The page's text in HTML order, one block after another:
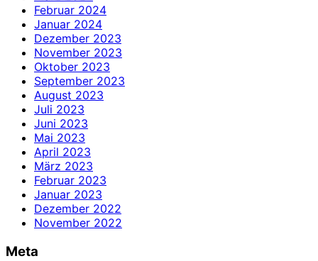
Februar 2024
Januar 2024
Dezember 2023
November 2023
Oktober 2023
September 2023
August 2023
Juli 2023
Juni 2023
Mai 2023
April 2023
März 2023
Februar 2023
Januar 2023
Dezember 2022
November 2022
Meta